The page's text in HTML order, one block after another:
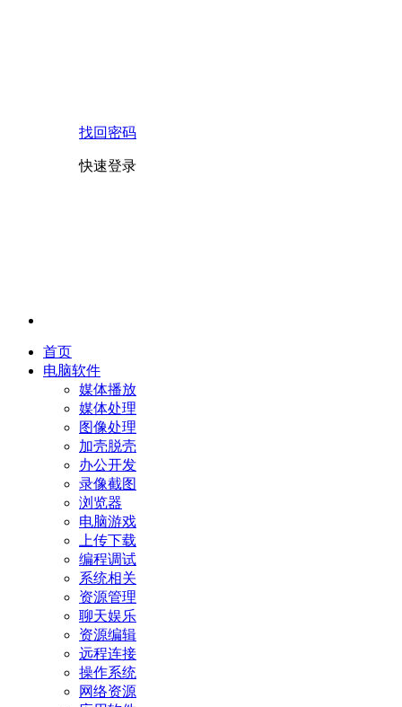
找回密码
快速登录
首页
电脑软件
媒体播放
媒体处理
图像处理
加壳脱壳
办公开发
录像截图
浏览器
电脑游戏
上传下载
编程调试
系统相关
资源管理
聊天娱乐
资源编辑
远程连接
操作系统
网络资源